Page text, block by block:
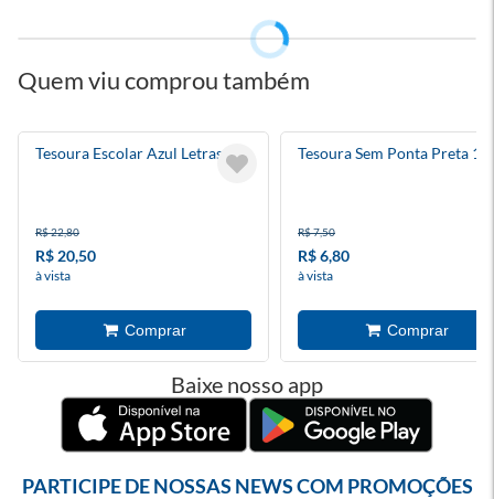
Quem viu comprou também
Tesoura Escolar Azul Letras
R$ 22,80
R$ 20,50
à vista
Tesoura Sem Ponta Preta
R$ 7,50
R$ 6,80
à vista
Baixe nosso app
PARTICIPE DE NOSSAS NEWS COM PROMOÇÕES